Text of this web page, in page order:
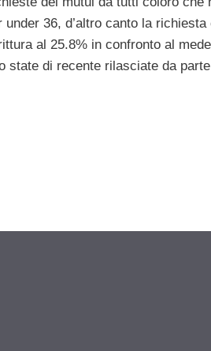
36, d’altro canto la richiesta
al 25.8% in confronto al
state di recente rilasciate da